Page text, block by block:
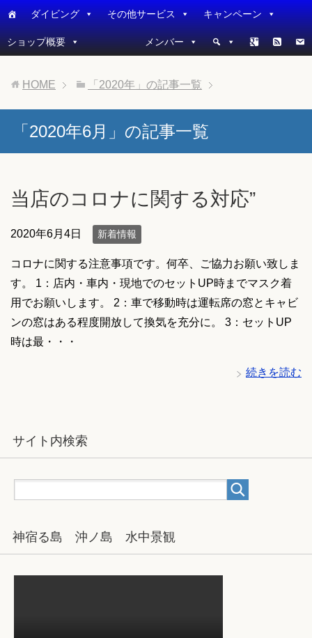
ダイビング その他サービス キャンペーン
ショップ概要 メンバー
HOME 「2020年」の記事一覧
「2020年6月」の記事一覧
当店のコロナに関する対応”
2020年6月4日 新着情報
コロナに関する注意事項です。何卒、ご協力お願い致しま
す。 1：店内・車内・現地でのセットUP時までマスク着
用でお願いします。 2：車で移動時は運転席の窓とキャビ
ンの窓はある程度開放して換気を充分に。 3：セットUP
時は最・・・
続きを読む
サイト内検索
神宿る島 沖ノ島 水中景観